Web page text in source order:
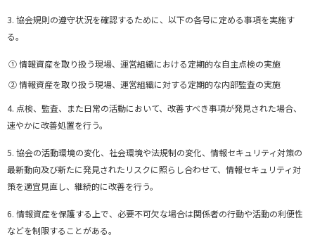
3. 協会規則の遵守状況を確認するために、以下の各号に定める事項を実施す
る。
① 情報資産を取り扱う現場、運営組織における定期的な自主点検の実施
② 情報資産を取り扱う現場、運営組織に対する定期的な内部監査の実施
4. 点検、監査、また日常の活動において、改善すべき事項が発見された場合、
速やかに改善処置を行う。
5. 協会の活動環境の変化、社会環境や法規制の変化、情報セキュリティ対策の
最新動向及び新たに発見されたリスクに照らし合わせて、情報セキュリティ対
策を適宜見直し、継続的に改善を行う。
6. 情報資産を保護する上で、必要不可欠な場合は関係者の行動や活動の利便性
などを制限することがある。